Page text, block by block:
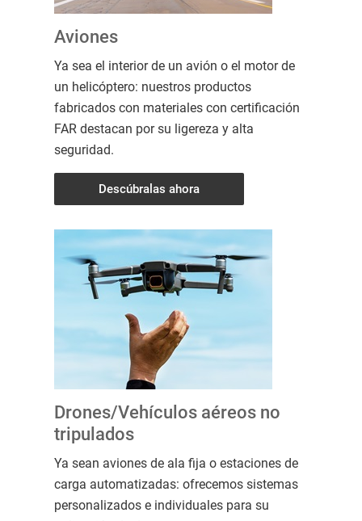
Aviones
Ya sea el interior de un avión o el motor de
un helicóptero: nuestros productos
fabricados con materiales con certificación
FAR destacan por su ligereza y alta
seguridad.
Descúbralas ahora
Drones/Vehículos aéreos no
tripulados
Ya sean aviones de ala fija o estaciones de
carga automatizadas: ofrecemos sistemas
personalizados e individuales para su